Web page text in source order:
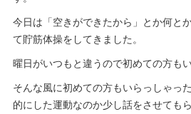
今日は「空きができたから」とか何と
て貯筋体操をしてきました。
曜日がいつもと違うので初めての方も
そんな風に初めての方もいらっしゃっ
的にした運動なのか少し話をさせても